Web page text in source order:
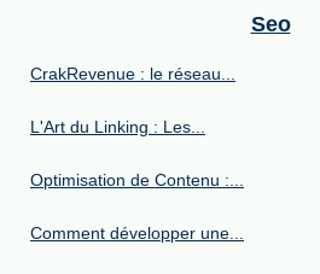
Seo
CrakRevenue : le réseau...
L'Art du Linking : Les...
Optimisation de Contenu :...
Comment développer une...